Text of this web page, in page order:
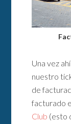
Una vez
nuestro
de
facturado
Club (esto